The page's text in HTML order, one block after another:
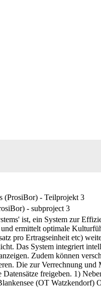
(ProsiBor) - Teilprojekt 3
- subproject 3
ist, ein System zur
ermittelt optimale
pro Ertragseinheit etc)
Das System integriert
Zudem können
Die zur Verrechnung und
freigeben. 1)
(OT Watzkendorf)